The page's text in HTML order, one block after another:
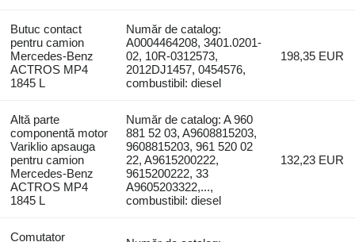
Butuc contact
pentru camion
Mercedes-Benz
ACTROS MP4
1845 L
Număr de catalog:
A0004464208, 3401.0201-
02, 10R-0312573,
2012DJ1457, 0454576,
combustibil: diesel
198,35 EUR
Altă parte
componentă motor
Variklio apsauga
pentru camion
Mercedes-Benz
ACTROS MP4
1845 L
Număr de catalog: A 960
881 52 03, A9608815203,
9608815203, 961 520 02
22, A9615200222,
9615200222, 33
A9605203322,...,
combustibil: diesel
132,23 EUR
Comutator